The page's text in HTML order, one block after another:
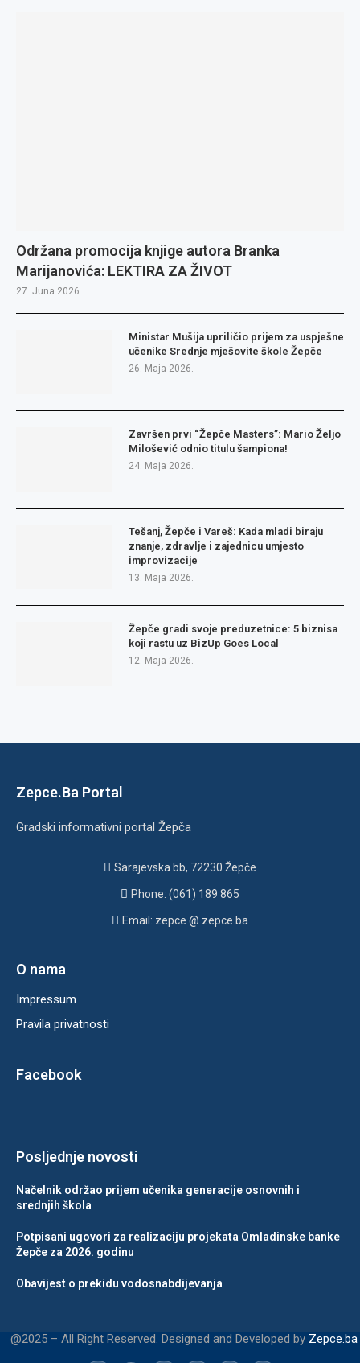
Održana promocija knjige autora Branka
Marijanovića: LEKTIRA ZA ŽIVOT
27. Juna 2026.
Ministar Mušija upriličio prijem za uspješne
učenike Srednje mješovite škole Žepče
26. Maja 2026.
Završen prvi “Žepče Masters”: Mario Željo
Milošević odnio titulu šampiona!
24. Maja 2026.
Tešanj, Žepče i Vareš: Kada mladi biraju
znanje, zdravlje i zajednicu umjesto
improvizacije
13. Maja 2026.
Žepče gradi svoje preduzetnice: 5 biznisa
koji rastu uz BizUp Goes Local
12. Maja 2026.
Zepce.Ba Portal
Gradski informativni portal Žepča
Sarajevska bb, 72230 Žepče
Phone: (061) 189 865
Email: zepce @ zepce.ba
O nama
Impressum
Pravila privatnosti
Facebook
Posljednje novosti
Načelnik održao prijem učenika generacije osnovnih i
srednjih škola
Potpisani ugovori za realizaciju projekata Omladinske banke
Žepče za 2026. godinu
Obavijest o prekidu vodosnabdijevanja
@2025 – All Right Reserved. Designed and Developed by Zepce.ba